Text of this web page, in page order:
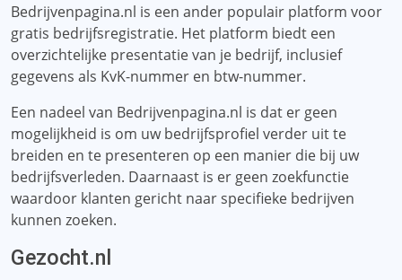
Bedrijvenpagina.nl is een ander populair platform voor
gratis bedrijfsregistratie. Het platform biedt een
overzichtelijke presentatie van je bedrijf, inclusief
gegevens als KvK-nummer en btw-nummer.
Een nadeel van Bedrijvenpagina.nl is dat er geen
mogelijkheid is om uw bedrijfsprofiel verder uit te
breiden en te presenteren op een manier die bij uw
bedrijfsverleden. Daarnaast is er geen zoekfunctie
waardoor klanten gericht naar specifieke bedrijven
kunnen zoeken.
Gezocht.nl